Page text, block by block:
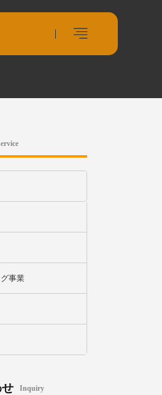
事業
Inquiry